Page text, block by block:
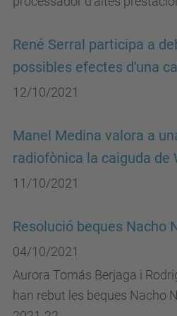
René Serral participa a
possibles efectes d'una
12/10/2021
Manel Medina valora a
radiofònica la caiguda de
11/10/2021
Resolució beques Nacho
04/10/2021
Aurora Tomás Berjaga i
han rebut les beques Nacho